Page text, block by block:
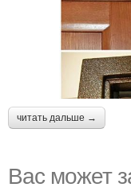
читать дальше →
Вас может